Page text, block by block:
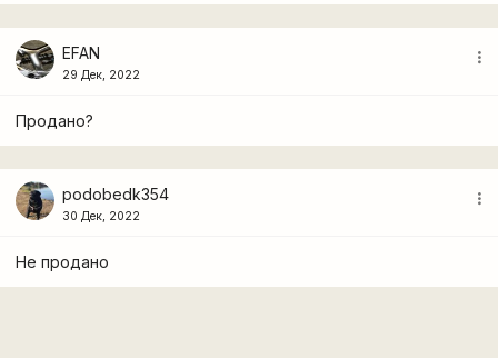
EFAN
29 Дек, 2022
more_vert
Продано?
podobedk354
30 Дек, 2022
more_vert
Не продано